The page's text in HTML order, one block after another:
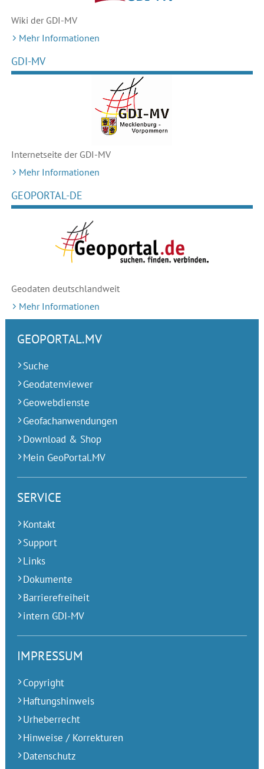
Wiki der GDI-MV
Mehr Informationen
GDI-MV
Internetseite der GDI-MV
Mehr Informationen
GEOPORTAL-DE
Geodaten deutschlandweit
Mehr Informationen
GEOPORTAL.MV
Suche
Geodatenviewer
Geowebdienste
Geofachanwendungen
Download & Shop
Mein GeoPortal.MV
SERVICE
Kontakt
Support
Links
Dokumente
Barrierefreiheit
intern GDI-MV
IMPRESSUM
Copyright
Haftungshinweis
Urheberrecht
Hinweise / Korrekturen
Datenschutz